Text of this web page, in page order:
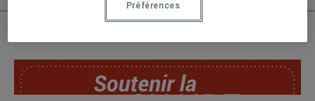
SoutChaire
Préférences